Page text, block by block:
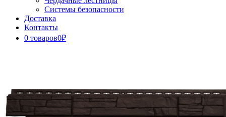
Системы безопасности
Доставка
Контакты
0 товаров0₽